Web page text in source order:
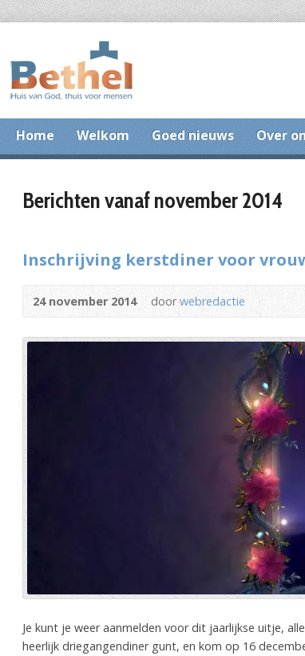
Home Welkom Goed nieuws Over
Berichten vanaf november 2014
Inschrijving kerstdiner voor
24 november 2014 doorwebredactie
Je kunt je weer aanmelden voor dit jaarlijkse uitje,
heerlijk driegangendiner gunt, en kom op 16